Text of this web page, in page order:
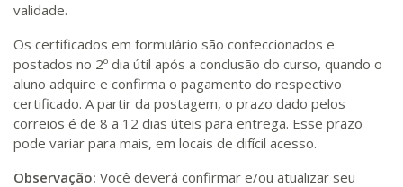
validade.
Os certificados em formulário são confeccionados e
postados no 2º dia útil após a conclusão do curso, quando o
aluno adquire e confirma o pagamento do respectivo
certificado. A partir da postagem, o prazo dado pelos
correios é de 8 a 12 dias úteis para entrega. Esse prazo
pode variar para mais, em locais de difícil acesso.
Observação: Você deverá confirmar e/ou atualizar seu